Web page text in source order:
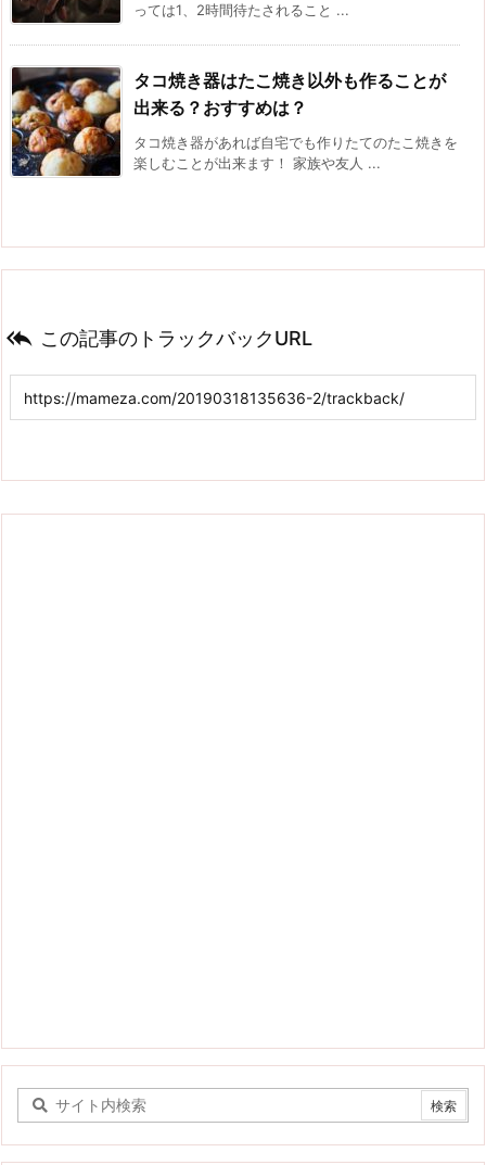
っては1、2時間待たされること ...
タコ焼き器はたこ焼き以外も作ることが
出来る？おすすめは？
タコ焼き器があれば自宅でも作りたてのたこ焼きを
楽しむことが出来ます！ 家族や友人 ...
 この記事のトラックバックURL